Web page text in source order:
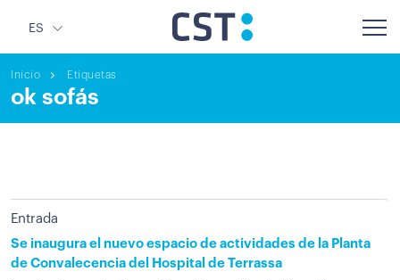
ES
Inicio Etiquetas
ok sofás
Entrada
Se inaugura el nuevo espacio de actividades de la Planta
de Convalecencia del Hospital de Terrassa